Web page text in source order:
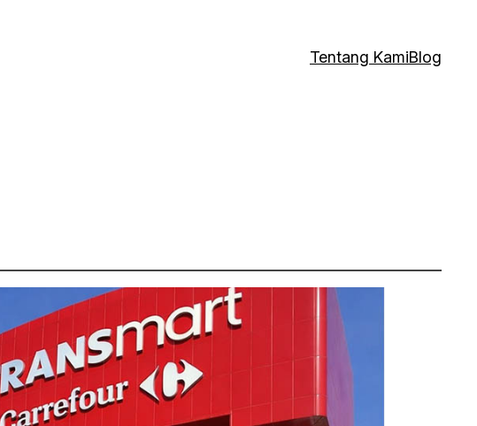
Tentang KamiBlog